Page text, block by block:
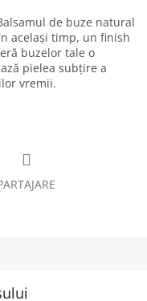
de buze natural
același timp, un finish
buzelor tale o
pielea subțire a
vremii.